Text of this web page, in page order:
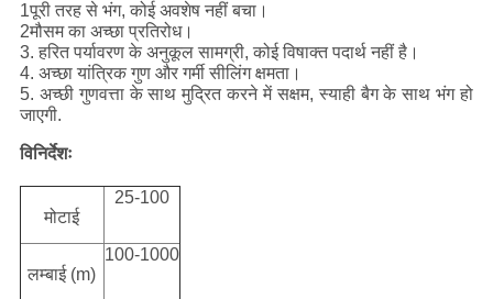
1पूरी तरह से भंग, कोई अवशेष नहीं बचा।
2मौसम का अच्छा प्रतिरोध।
3. हरित पर्यावरण के अनुकूल सामग्री, कोई विषाक्त पदार्थ नहीं है।
4. अच्छा यांत्रिक गुण और गर्मी सीलिंग क्षमता।
5. अच्छी गुणवत्ता के साथ मुद्रित करने में सक्षम, स्याही बैग के साथ भंग हो
जाएगी.
विनिर्देशः
मोटाई
25-100
लम्बाई (m)
100-1000